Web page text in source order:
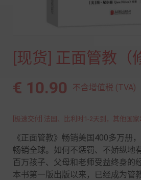
[现货] 正面管教（
€ 10.90 不含增值税 (TVA)
[极速交付] 法国、比利时1-2天到，其他国家
《正面管教》畅销美国400多万册
畅销全球。如何不惩罚、不娇纵地
百万孩子、父母和老师受益终身的
本书第一版出版以来，已经成为管